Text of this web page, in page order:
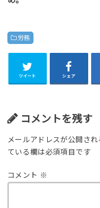
労務
ツイート シェア
コメントを残す
メールアドレスが公開され
ている欄は必須項目です
コメント ※